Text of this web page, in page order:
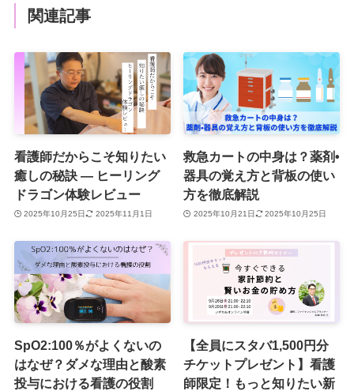
関連記事
看護師だからこそ知りたい
癒しの秘訣 ― ヒーリング
ドラゴン体験レビュー
2025年10月25日 2025年11月1日
救急カートの中身は？薬剤•
器具の覚え方と背板の使い
方を徹底解説
2025年10月21日 2025年10月25日
SpO2:100％がよくないの
はなぜ？ダメな理由と酸素
投与における看護の役割
【全員にスタバ1,500円分
チケットプレゼント】看護
師限定！もっと知りたい新